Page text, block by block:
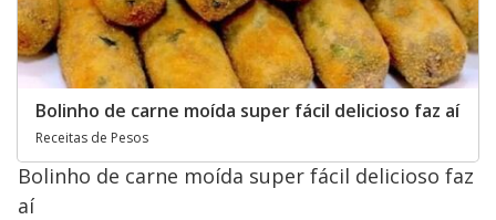
Bolinho de carne moída super fácil delicioso faz aí
Receitas de Pesos
Bolinho de carne moída super fácil delicioso faz
aí